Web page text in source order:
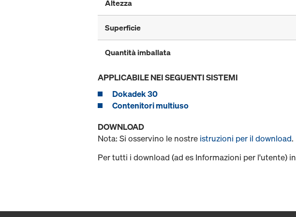
Altezza
Superficie
Quantità imballata
APPLICABILE NEI SEGUENTI SISTEMI
Dokadek 30
Contenitori multiuso
DOWNLOAD
Nota: Si osservino le nostre istruzioni per il download.
Per tutti i download (ad es Informazioni per l'utente) in